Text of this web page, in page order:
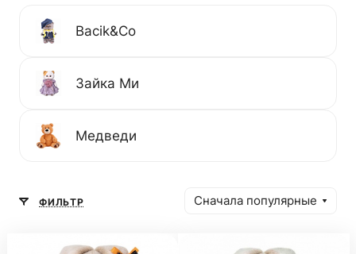
Bacik&Co
Зайка Ми
Медведи
ФИЛЬТР Сначала популярные